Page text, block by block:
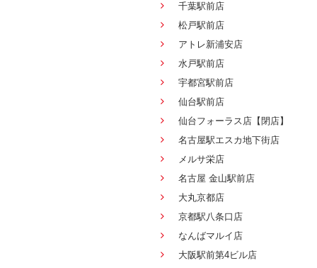
千葉駅前店
松戸駅前店
アトレ新浦安店
水戸駅前店
宇都宮駅前店
仙台駅前店
仙台フォーラス店【閉店】
名古屋駅エスカ地下街店
メルサ栄店
名古屋 金山駅前店
大丸京都店
京都駅八条口店
なんばマルイ店
大阪駅前第4ビル店